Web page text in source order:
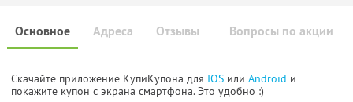
Основное Отзывы Вопросы по акции
Адреса
Скачайте приложение КупиКупона для IOS или Android и
покажите купон с экрана смартфона. Это удобно :)